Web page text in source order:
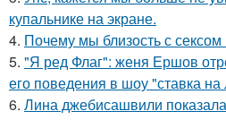
купальнике на экране.
4. Почему мы близость с сексом
5. "Я ред Флаг": женя Ершов
его поведения в шоу "ставка
6. Лина джебисашвили